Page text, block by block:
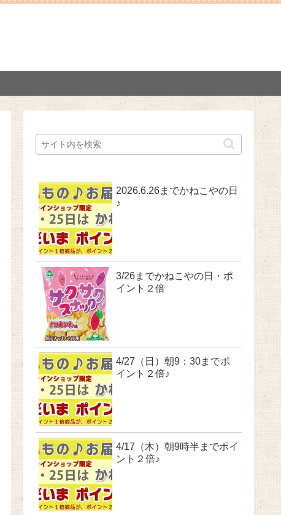
2026.6.26までかねこやの日
♪
3/26までかねこやの日・ポ
イント２倍
4/27（日）朝9：30までポ
イント２倍♪
4/17（木）朝9時半までポイ
ント２倍♪